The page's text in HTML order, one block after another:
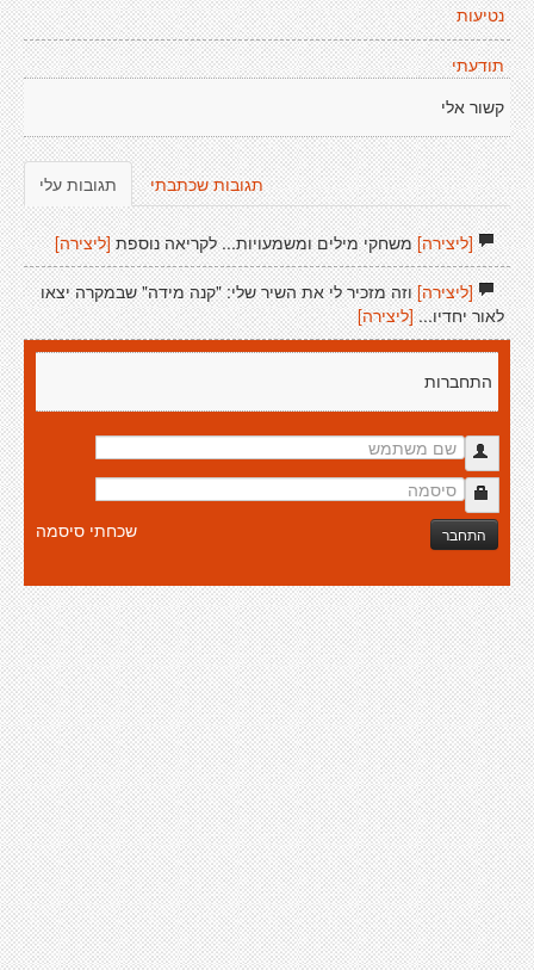
נטיעות
תודעתי
קשור אלי
תגובות עלי תגובות שכתבתי
[ליצירה]משחקי מילים ומשמעויות... לקריאה נוספת [ליצירה]
[ליצירה]וזה מזכיר לי את השיר שלי: "קנה מידה" שבמקרה יצאו
לאור יחדיו... [ליצירה]
התחברות
התחבר שכחתי סיסמה